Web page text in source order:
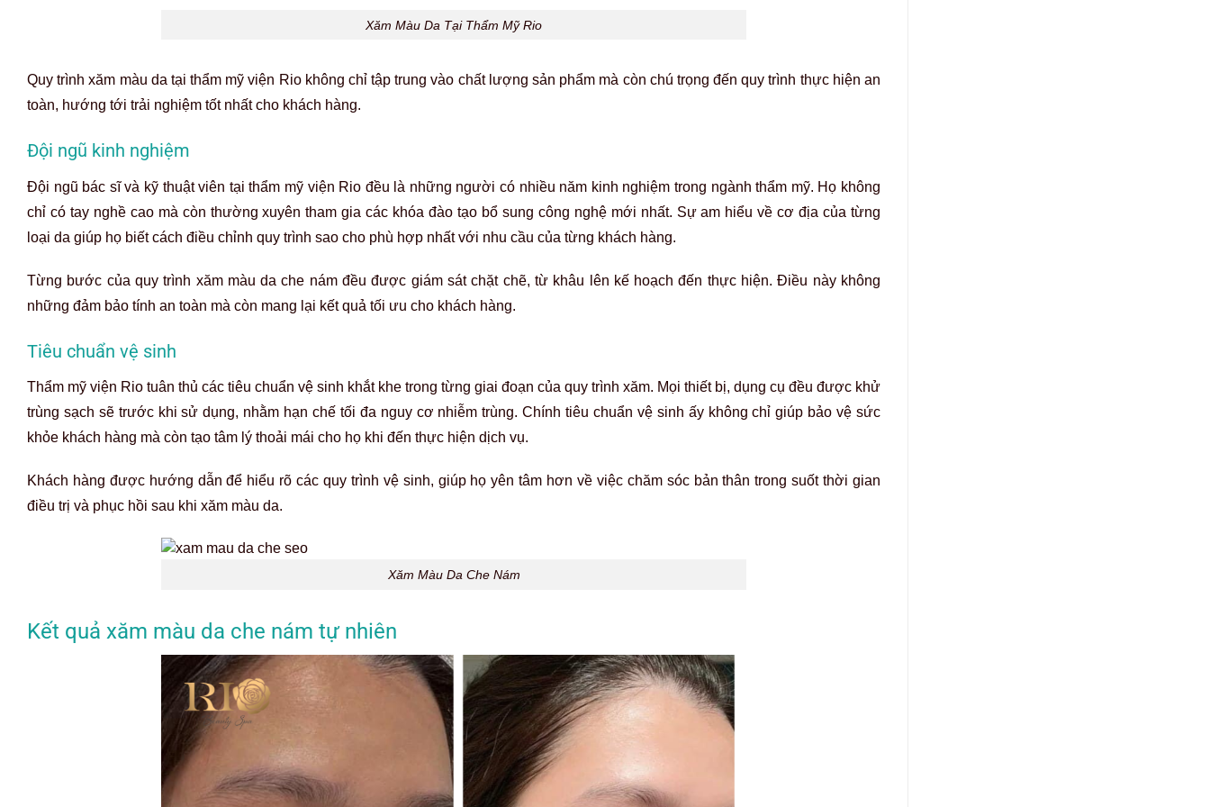
Thẩm mỹ viện Rio tuân thủ các tiêu chuẩn vệ sinh khắt khe trong từng giai đoạn của quy trình xăm. Mọi thiết bị, dụng cụ đều được khử
khỏe khách hàng mà còn tạo tâm lý thoải mái cho họ khi đến thực hiện dịch vụ.
Khách hàng được hướng dẫn để hiểu rõ các quy trình vệ sinh, giúp họ yên tâm hơn về việc chăm sóc bản thân trong suốt thời gian
Xăm Màu Da Che Nám
Kết quả xăm màu da che nám tự nhiên